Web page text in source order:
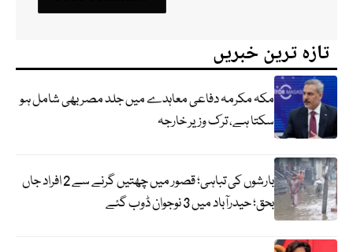
تازہ ترین خبریں
مکہ مکرمہ دفاعی معاہدے میں جلد مصر بھی شامل ہو
سکتا ہے، ترک وزیر خارجہ
بارشوں کی تباہی؛ قصور میں چھتیں گرنے سے 2 افراد جاں
بحق؛ حیدرآباد میں 3 نوجوان ڈوب گئے